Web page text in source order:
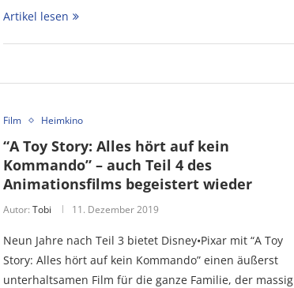
Artikel lesen
Film Heimkino
“A Toy Story: Alles hört auf kein
Kommando” – auch Teil 4 des
Animationsfilms begeistert wieder
Autor: Tobi 11. Dezember 2019
Neun Jahre nach Teil 3 bietet Disney•Pixar mit “A Toy
Story: Alles hört auf kein Kommando” einen äußerst
unterhaltsamen Film für die ganze Familie, der massig